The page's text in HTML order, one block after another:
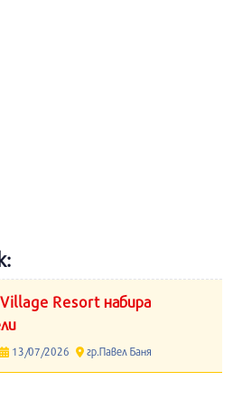
Resort набира
13/07/2026 гр.Павел Баня